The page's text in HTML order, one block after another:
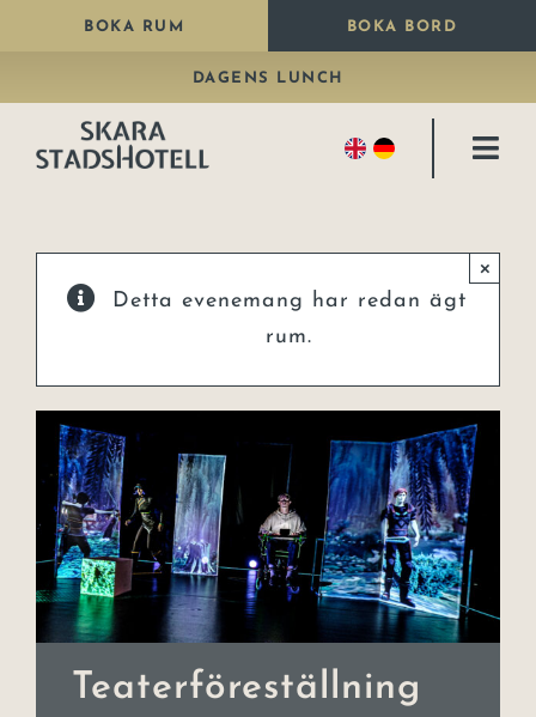
BOKA RUM BOKA BORD
DAGENS LUNCH
Fira
Kongresshall
Konferens
Event
Julbord
Lars Lerin
Detta evenemang har redan ägt
rum.
×
Teaterföreställning